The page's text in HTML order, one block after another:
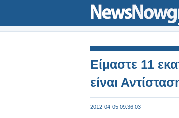
Είμαστε 11
είναι
2012-04-05 09:36:03